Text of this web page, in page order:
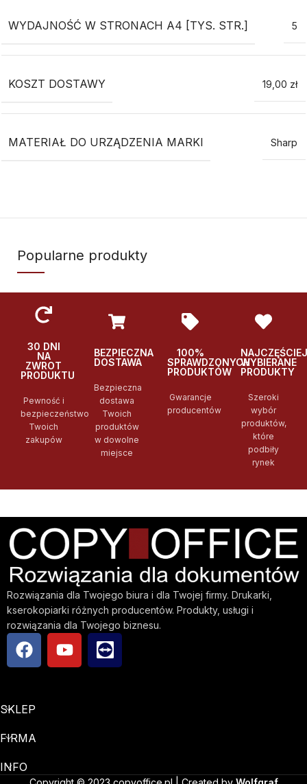
WYDAJNOŚĆ W STRONACH A4 [TYS. STR.] 5
KOSZT DOSTAWY 19,00 zł
MATERIAŁ DO URZĄDZENIA MARKI Sharp
Popularne produkty
30 DNI
NA
ZWROT
PRODUKTU
Pewność i
bezpieczeństwo
Twoich
zakupów
BEZPIECZNA
DOSTAWA
Bezpieczna
dostawa
Twoich
produktów
w dowolne
miejsce
100%
SPRAWDZONYCH
PRODUKTÓW
Gwarancje
producentów
NAJCZĘŚCIEJ
WYBIERANE
PRODUKTY
Szeroki
wybór
produktów,
które
podbiły
rynek
Rozwiązania dla Twojego biura i dla Twojej firmy. Drukarki,
kserokopiarki różnych producentów. Produkty, usługi i
rozwiązania dla Twojego biznesu.
SKLEP
FIRMA
INFO